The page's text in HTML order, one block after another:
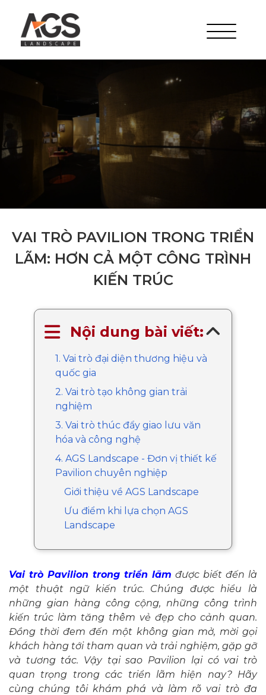
VAI TRÒ PAVILION TRONG TRIỂN
LÃM: HƠN CẢ MỘT CÔNG TRÌNH
KIẾN TRÚC
Nội dung bài viết:
1. Vai trò đại diện thương hiệu và
quốc gia
2. Vai trò tạo không gian trải
nghiệm
3. Vai trò thúc đẩy giao lưu văn
hóa và công nghệ
4. AGS Landscape - Đơn vị thiết kế
Pavilion chuyên nghiệp
Giới thiệu về AGS Landscape
Ưu điểm khi lựa chọn AGS
Landscape
Vai trò Pavilion trong triển lãm được biết đến là
một thuật ngữ kiến trúc. Chúng được hiểu là
những gian hàng công cộng, những công trình
kiến trúc làm tăng thêm vẻ đẹp cho cảnh quan.
Đồng thời đem đến một không gian mở, mời gọi
khách hàng tới tham quan và trải nghiệm, gặp gỡ
và tương tác. Vậy tại sao Pavilion lại có vai trò
quan trọng trong các triển lãm hiện nay? Hãy
cùng chúng tôi khám phá và làm rõ vai trò đa